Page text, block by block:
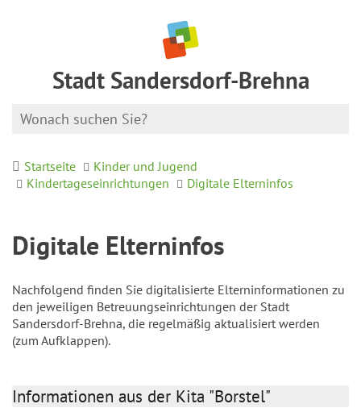
Stadt Sandersdorf-Brehna
Startseite
Kinder und Jugend
Kindertageseinrichtungen
Digitale Elterninfos
Digitale Elterninfos
Nachfolgend finden Sie digitalisierte Elterninformationen zu
den jeweiligen Betreuungseinrichtungen der Stadt
Sandersdorf-Brehna, die regelmäßig aktualisiert werden
(zum Aufklappen).
Informationen aus der Kita "Borstel"